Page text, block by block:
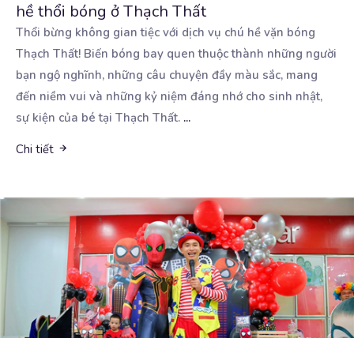
hề thổi bóng ở Thạch Thất
Thổi bừng không gian tiệc với dịch vụ chú hề vặn bóng
Thạch Thất! Biến bóng bay quen thuộc thành những người
bạn ngộ nghĩnh, những câu chuyện đầy màu sắc, mang
đến niềm vui và những kỷ niệm đáng nhớ cho sinh nhật,
sự kiện của bé tại Thạch Thất. ...
Chi tiết